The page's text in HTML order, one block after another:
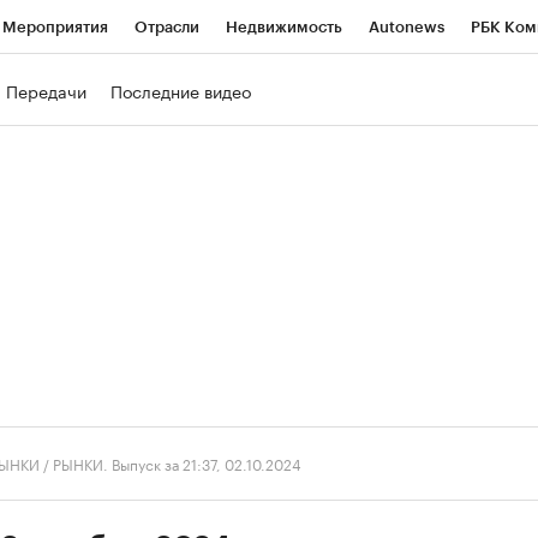
Мероприятия Отрасли Недвижимость Autonews РБК
Передачи Последние видео
/ РЫНКИ. Выпуск за 21:37, 02.10.2024